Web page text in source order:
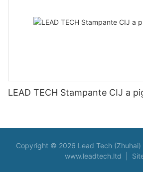
LEAD TECH Stampante CIJ a
Copyright © 2026 Lead Tech (Zhuhai)
www.leadtech.ltd